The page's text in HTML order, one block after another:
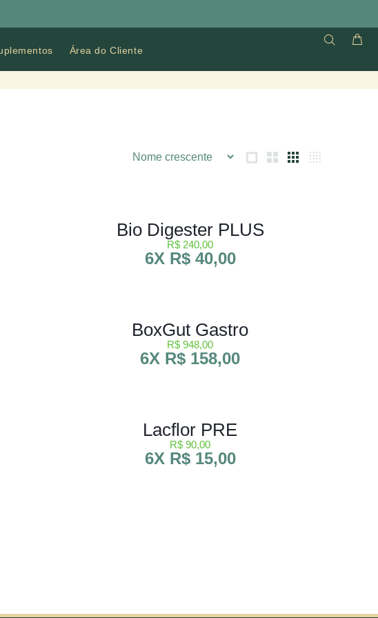
Área do Cliente
Bio Digester PLUS
R$ 240,00
6X R$ 40,00
BoxGut Gastro
R$ 948,00
6X R$ 158,00
Lacflor PRE
R$ 90,00
6X R$ 15,00